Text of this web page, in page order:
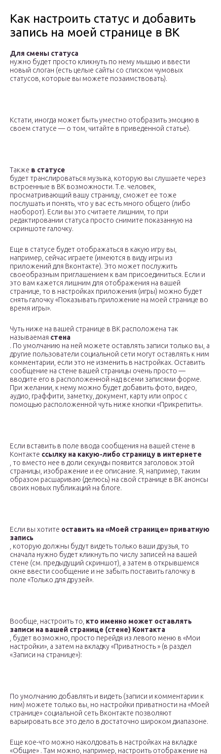
Как настроить статус и добавить
запись на моей странице в ВК
Для смены статуса
нужно будет просто кликнуть по нему мышью и ввести
новый слоган (есть целые сайты со списком чумовых
статусов, которые вы можете позаимствовать).
Кстати, иногда может быть уместно отобразить эмоцию в
своем статусе — о том, читайте в приведенной статье).
Также в статусе
будет транслироваться музыка, которую вы слушаете через
встроенные в ВК возможности. Т.е. человек,
просматривающий вашу страницу, сможет ее тоже
послушать и понять, что у вас есть много общего (либо
наоборот). Если вы это считаете лишним, то при
редактировании статуса просто снимите показанную на
скриншоте галочку.
Еще в статусе будет отображаться в какую игру вы,
например, сейчас играете (имеются в виду игры из
приложений для Вконтакте). Это может послужить
своеобразным приглашением к вам присоединиться. Если и
это вам кажется лишним для отображения на вашей
странице, то в настройках приложения (игры) можно будет
снять галочку «Показывать приложение на моей странице во
время игры».
Чуть ниже на вашей странице в ВК расположена так
называемая стена
. По умолчанию на ней можете оставлять записи только вы, а
другие пользователи социальной сети могут оставлять к ним
комментарии, если это не изменить в настройках. Оставить
сообщение на стене вашей страницы очень просто —
вводите его в расположенной над всеми записями форме.
При желании, к нему можно будет добавить фото, видео,
аудио, граффити, заметку, документ, карту или опрос с
помощью расположенной чуть ниже кнопки «Прикрепить».
Если вставить в поле ввода сообщения на вашей стене в
Контакте ссылку на какую-либо страницу в интернете
, то вместо нее в доли секунды появится заголовок этой
страницы, изображение и ее описание. Я, например, таким
образом расшариваю (делюсь) на свой странице в ВК анонсы
своих новых публикаций на блоге.
Если вы хотите оставить на «Моей странице» приватную
запись
, которую должны будут видеть только ваши друзья, то
сначала нужно будет кликнуть по числу записей на вашей
стене (см. предыдущий скриншот), а затем в открывшемся
окне ввести сообщение и не забыть поставить галочку в
поле «Только для друзей».
Вообще, настроить то, кто именно может оставлять
записи на вашей странице (стене) Контакта
, будет возможно, просто перейдя из левого меню в «Мои
настройки», а затем на вкладку «Приватность » (в раздел
«Записи на странице»):
По умолчанию добавлять и видеть (записи и комментарии к
ним) можете только вы, но настройки приватности на «Моей
странице» социальной сеть Вконтакте позволяют
варьировать все это дело в достаточно широком диапазоне.
Еще кое-что можно наколдовать в настройках на вкладке
«Общие» . Там можно, например, настроить отображение на